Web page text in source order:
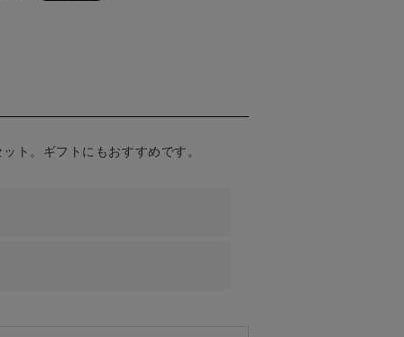
ト。ギフトにもおすすめです。